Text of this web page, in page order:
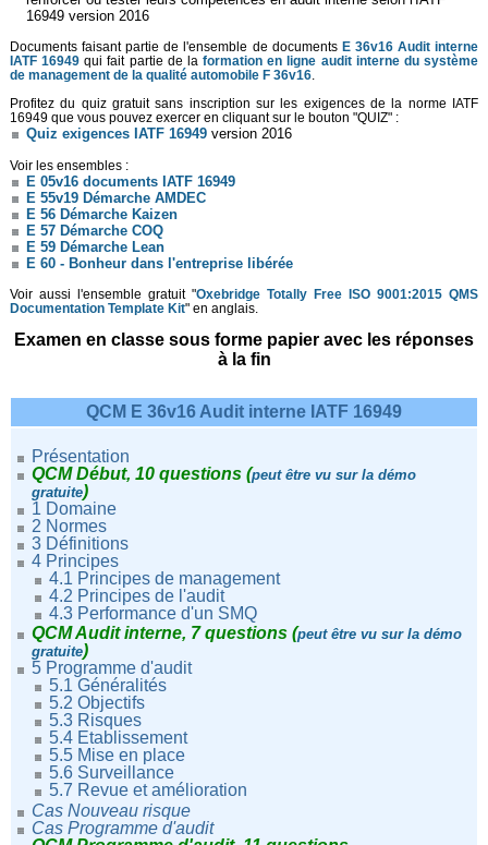
16949 version 2016
Documents faisant partie de l'ensemble de documents E 36v16 Audit interne
IATF 16949 qui fait partie de laformation en ligne audit interne du système
de management de la qualité automobile F 36v16.
Profitez du quiz gratuit sans inscription sur les exigences de la norme IATF
16949 que vous pouvez exercer en cliquant sur le bouton "QUIZ" :
Quiz exigences IATF 16949 version 2016
Voir les ensembles :
E 05v16 documents IATF 16949
E 55v19 Démarche AMDEC
E 56 Démarche Kaizen
E 57 Démarche COQ
E 59 Démarche Lean
E 60 - Bonheur dans l'entreprise libérée
Voir aussi l'ensemble gratuit "Oxebridge Totally Free ISO 9001:2015 QMS
Documentation Template Kit" en anglais.
Examen en classe sous forme papier avec les réponses
à la fin
QCM E 36v16 Audit interne IATF 16949
Présentation
QCM Début, 10 questions (peut être vu sur la démo
gratuite)
1 Domaine
2 Normes
3 Définitions
4 Principes
4.1 Principes de management
4.2 Principes de l'audit
4.3 Performance d'un SMQ
QCM Audit interne, 7 questions(peut être vu sur la démo
gratuite)
5 Programme d'audit
5.1 Généralités
5.2 Objectifs
5.3 Risques
5.4 Etablissement
5.5 Mise en place
5.6 Surveillance
5.7 Revue et amélioration
Cas Nouveau risque
Cas Programme d'audit